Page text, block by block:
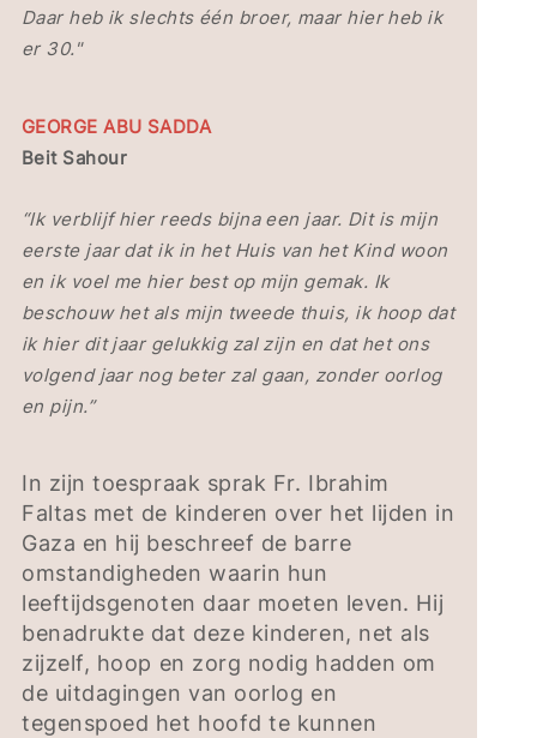
Daar heb ik slechts één broer, maar hier heb ik
er 30."
GEORGE ABU SADDA
Beit Sahour
“Ik verblijf hier reeds bijna een jaar. Dit is mijn
eerste jaar dat ik in het Huis van het Kind woon
en ik voel me hier best op mijn gemak. Ik
beschouw het als mijn tweede thuis, ik hoop dat
ik hier dit jaar gelukkig zal zijn en dat het ons
volgend jaar nog beter zal gaan, zonder oorlog
en pijn.”
In zijn toespraak sprak Fr. Ibrahim
Faltas met de kinderen over het lijden in
Gaza en hij beschreef de barre
omstandigheden waarin hun
leeftijdsgenoten daar moeten leven. Hij
benadrukte dat deze kinderen, net als
zijzelf, hoop en zorg nodig hadden om
de uitdagingen van oorlog en
tegenspoed het hoofd te kunnen